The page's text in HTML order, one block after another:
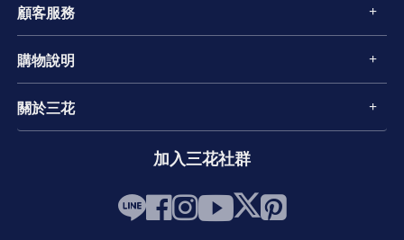
顧客服務
購物說明
關於三花
加入三花社群